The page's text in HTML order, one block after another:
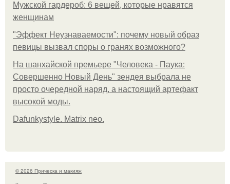
Мужской гардероб: 6 вещей, которые нравятся
женщинам
"Эффект Неузнаваемости": почему новый образ
певицы вызвал споры о гранях возможного?
На шанхайской премьере "Человека - Паука:
Совершенно Новый День" зендея выбрала не
просто очередной наряд, а настоящий артефакт
высокой моды.
Dafunkystyle. Matrix neo.
© 2026 Прическа и макияж